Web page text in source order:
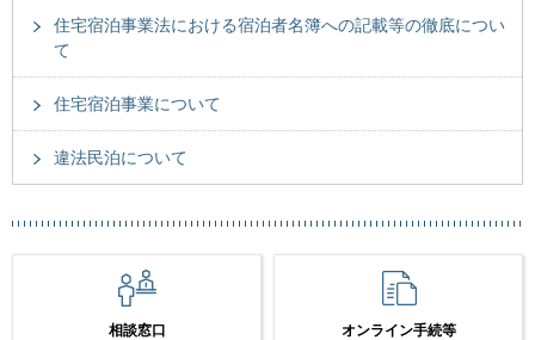
住宅宿泊事業法における宿泊者名簿への記載等の徹底につい
て
住宅宿泊事業について
違法民泊について
相談窓口 オンライン手続等